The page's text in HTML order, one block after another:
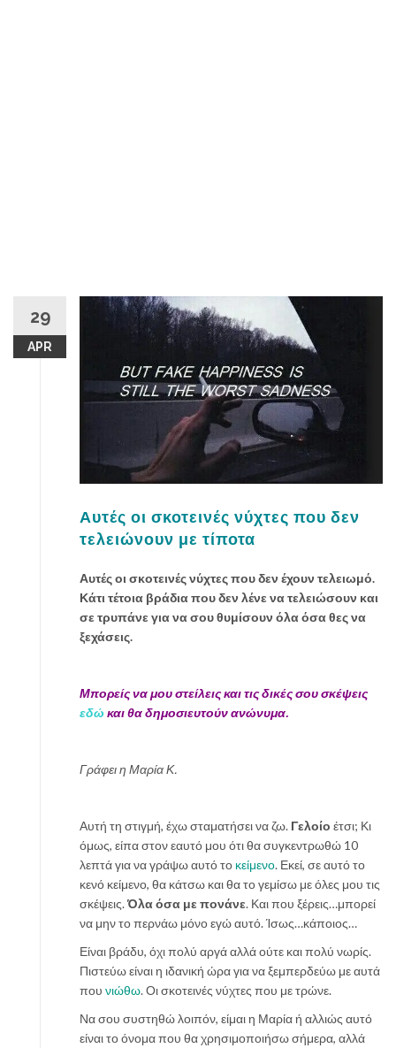
29
APR
Αυτές οι σκοτεινές νύχτες που δεν
τελειώνουν με τίποτα
Αυτές οι σκοτεινές νύχτες που δεν έχουν τελειωμό.
Κάτι τέτοια βράδια που δεν λένε να τελειώσουν και
σε τρυπάνε για να σου θυμίσουν όλα όσα θες να
ξεχάσεις.
Μπορείς να μου στείλεις και τις δικές σου σκέψεις
εδώκαι θα δημοσιευτούν ανώνυμα.
Γράφει η Μαρία Κ.
Αυτή τη στιγμή, έχω σταματήσει να ζω. Γελοίο έτσι; Κι
όμως, είπα στον εαυτό μου ότι θα συγκεντρωθώ 10
λεπτά για να γράψω αυτό το κείμενο. Εκεί, σε αυτό το
κενό κείμενο, θα κάτσω και θα το γεμίσω με όλες μου τις
σκέψεις.Όλα όσα με πονάνε. Και που ξέρεις…μπορεί
να μην το περνάω μόνο εγώ αυτό. Ίσως…κάποιος…
Είναι βράδυ, όχι πολύ αργά αλλά ούτε και πολύ νωρίς.
Πιστεύω είναι η ιδανική ώρα για να ξεμπερδεύω με αυτά
που νιώθω. Οι σκοτεινές νύχτες που με τρώνε.
Να σου συστηθώ λοιπόν, είμαι η Μαρία ή αλλιώς αυτό
είναι το όνομα που θα χρησιμοποιήσω σήμερα, αλλά